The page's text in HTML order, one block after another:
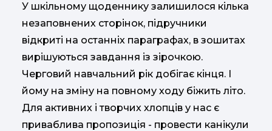
У шкільному щоденнику залишилося кілька
незаповнених сторінок, підручники
відкриті на останніх параграфах, в зошитах
вирішуються завдання із зірочкою.
Черговий навчальний рік добігає кінця. І
йому на зміну на повному ходу біжить літо.
Для активних і творчих хлопців у нас є
приваблива пропозиція - провести канікули